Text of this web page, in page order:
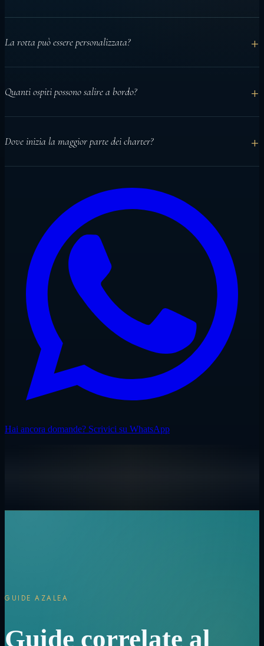
La rotta può essere personalizzata? +
preferenze di attività.
Quanti ospiti possono salire a bordo? +
Dove inizia la maggior parte dei charter? +
primo ancoraggio protetto.
Hai ancora domande? Scrivici su WhatsApp
GUIDE AZALEA
Guide correlate al